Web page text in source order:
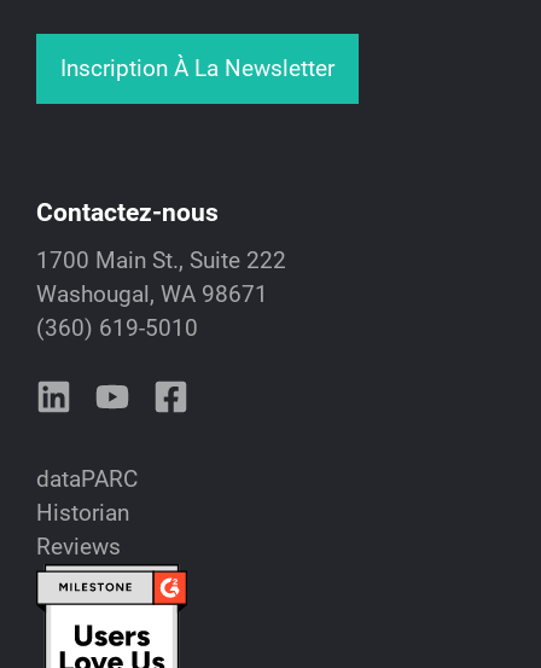
Contactez-nous
1700 Main St., Suite 222
Washougal, WA 98671
(360) 619-5010
dataPARC
Historian
Reviews
Inscription À La Newsletter